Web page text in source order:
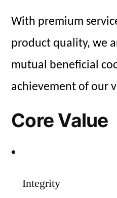
With premium
product quality, we
mutual beneficial
achievement of our
Core Value
Integrity